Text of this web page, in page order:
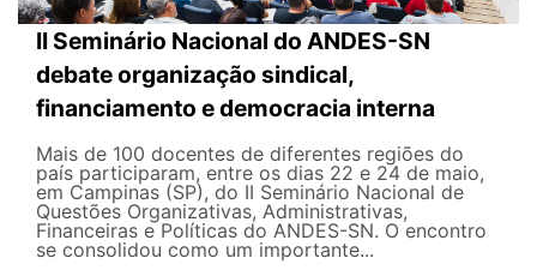
II Seminário Nacional do ANDES-SN
debate organização sindical,
financiamento e democracia interna
Mais de 100 docentes de diferentes regiões do
país participaram, entre os dias 22 e 24 de maio,
em Campinas (SP), do II Seminário Nacional de
Questões Organizativas, Administrativas,
Financeiras e Políticas do ANDES-SN. O encontro
se consolidou como um importante...